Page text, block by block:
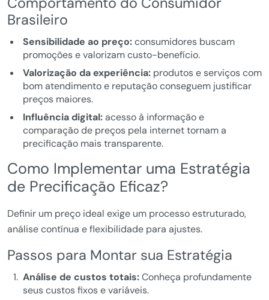
Brasileiro
Sensibilidade ao preço:consumidores buscam
promoções e valorizam custo-benefício.
Valorização da experiência:produtos e serviços com
bom atendimento e reputação conseguem justificar
preços maiores.
Influência digital:acesso à informação e
comparação de preços pela internet tornam a
precificação mais transparente.
Como Implementar uma Estratégia
de Precificação Eficaz?
Definir um preço ideal exige um processo estruturado,
análise contínua e flexibilidade para ajustes.
Passos para Montar sua Estratégia
Análise de custos totais:Conheça profundamente
seus custos fixos e variáveis.